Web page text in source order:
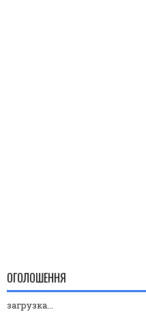
ОГОЛОШЕННЯ
загрузка...